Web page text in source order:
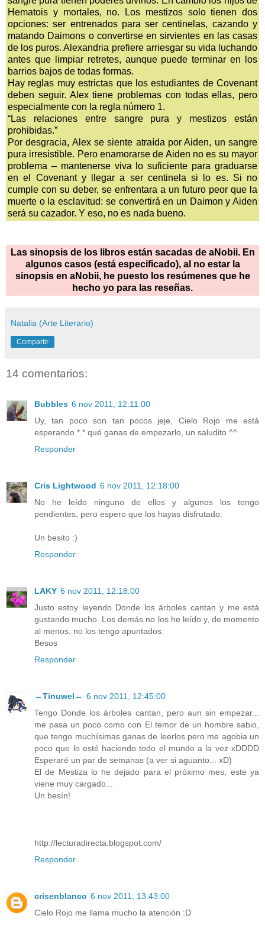
Hematois y mortales, no. Los mestizos solo tienen dos
opciones: ser entrenados para ser centinelas, cazando y
matando Daimons o convertirse en sirvientes en las casas
de los puros. Alexandria prefiere arriesgar su vida luchando
antes que limpiar retretes, aunque puede terminar en los
barrios bajos de todas formas.
Hay reglas muy estrictas que los estudiantes de Covenant
deben seguir. Alex tiene problemas con todas ellas, pero
especialmente con la regla número 1.
“Las relaciones entre sangre pura y mestizos están
prohibidas.”
Por desgracia, Alex se siente atraída por Aiden, un sangre
pura irresistible. Pero enamorarse de Aiden no es su mayor
problema – mantenerse viva lo suficiente para graduarse
en el Covenant y llegar a ser centinela si lo es. Si no
cumple con su deber, se enfrentara a un futuro peor que la
muerte o la esclavitud: se convertirá en un Daimon y Aiden
será su cazador. Y eso, no es nada bueno.
Las sinopsis de los libros están sacadas de aNobii. En
algunos casos (está especificado), al no estar la
sinopsis en aNobii, he puesto los resúmenes que he
hecho yo para las reseñas.
Natalia (Arte Literario)
Compartir
14 comentarios:
Bubbles 6 nov 2011, 12:11:00
Uy, tan poco son tan pocos jeje, Cielo Rojo me está
esperando *.* qué ganas de empezarlo, un saludito ^^
Responder
Cris Lightwood 6 nov 2011, 12:18:00
No he leído ninguno de ellos y algunos los tengo
pendientes, pero espero que los hayas disfrutado.
Un besito :)
Responder
LAKY 6 nov 2011, 12:18:00
Justo estoy leyendo Donde los árboles cantan y me está
gustando mucho. Los demás no los he leído y, de momento
al menos, no los tengo apuntados.
Besos
Responder
→Tinuwel← 6 nov 2011, 12:45:00
Tengo Donde los árboles cantan, pero aun sin empezar...
me pasa un poco como con El temor de un hombre sabio,
que tengo muchísimas ganas de leerlos pero me agobia un
poco que lo esté haciendo todo el mundo a la vez xDDDD
Esperaré un par de semanas (a ver si aguanto... xD)
El de Mestiza lo he dejado para el próximo mes, este ya
viene muy cargado...
Un besín!
http://lecturadirecta.blogspot.com/
Responder
crisenblanco 6 nov 2011, 13:43:00
Cielo Rojo me llama mucho la atención :D